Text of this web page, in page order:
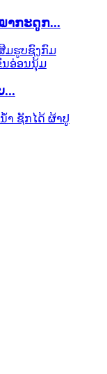
າກະດູກ...